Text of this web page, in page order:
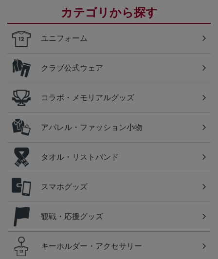
カテゴリから探す
ユニフォーム
クラブ公式ウェア
コラボ・メモリアルグッズ
アパレル・ファッション小物
タオル・リストバンド
スマホグッズ
観戦・応援グッズ
キーホルダー・アクセサリー